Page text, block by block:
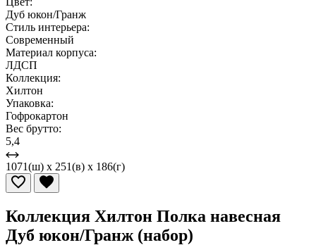
Дуб юкон/Гранж
Стиль интерьера:
Современный
Материал корпуса:
ЛДСП
Коллекция:
Хилтон
Упаковка:
Гофрокартон
Вес брутто:
5,4
1071(ш) x 251(в) x 186(г)
Коллекция Хилтон Полка навесная
Дуб юкон/Гранж (набор)